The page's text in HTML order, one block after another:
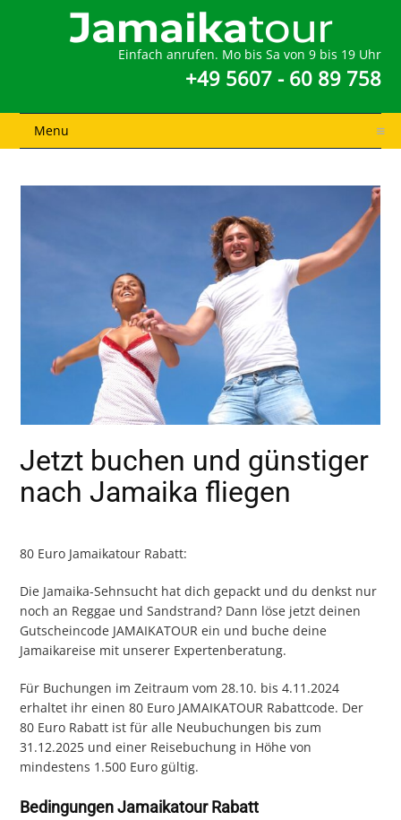
Einfach anrufen. Mo bis Sa von 9 bis 19 Uhr
+49 5607 - 60 89 758
Menu
Jetzt buchen und günstiger
nach Jamaika fliegen
80 Euro Jamaikatour Rabatt:
Die Jamaika-Sehnsucht hat dich gepackt und du denkst nur
noch an Reggae und Sandstrand? Dann löse jetzt deinen
Gutscheincode JAMAIKATOUR ein und buche deine
Jamaikareise mit unserer Expertenberatung.
Für Buchungen im Zeitraum vom 28.10. bis 4.11.2024
erhaltet ihr einen 80 Euro JAMAIKATOUR Rabattcode. Der
80 Euro Rabatt ist für alle Neubuchungen bis zum
31.12.2025 und einer Reisebuchung in Höhe von
mindestens 1.500 Euro gültig.
Bedingungen Jamaikatour Rabatt